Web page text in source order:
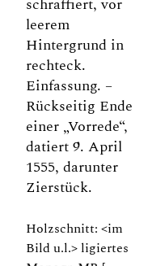
schraffiert, vor
leerem
Hintergrund in
rechteck.
Einfassung. –
Rückseitig Ende
einer „Vorrede“,
datiert 9. April
1555, darunter
Zierstück.
Holzschnitt: <im
Bild u.l.> ligiertes